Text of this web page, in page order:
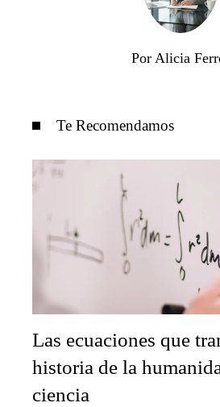
Por Alicia
Te Recomendamos
Las ecuaciones que
historia de la
ciencia